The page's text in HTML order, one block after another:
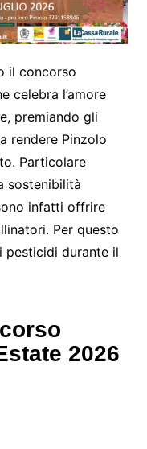
il concorso
celebra l’amore
premiando gli
rendere Pinzolo
Particolare
sostenibilità
infatti offrire
Per questo
pesticidi durante il
2026